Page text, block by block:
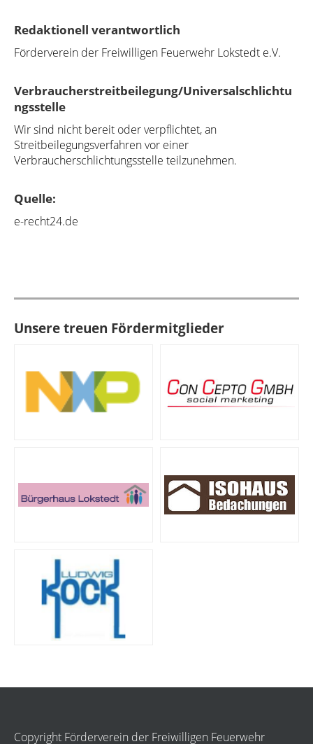
Redaktionell verantwortlich
Förderverein der Freiwilligen Feuerwehr Lokstedt e.V.
Verbraucherstreitbeilegung/Universalschlichtu
ngsstelle
Wir sind nicht bereit oder verpflichtet, an
Streitbeilegungsverfahren vor einer
Verbraucherschlichtungsstelle teilzunehmen.
Quelle:
e-recht24.de
Unsere treuen Fördermitglieder
Copyright Förderverein der Freiwilligen Feuerwehr